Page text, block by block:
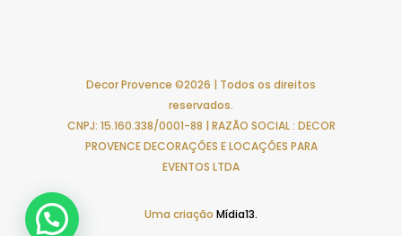
Decor Provence ©2026 | Todos os direitos
reservados.
CNPJ: 15.160.338/0001-88 | RAZÃO SOCIAL : DECOR
PROVENCE DECORAÇÕES E LOCAÇÕES PARA
EVENTOS LTDA
Uma criação Mídia13.